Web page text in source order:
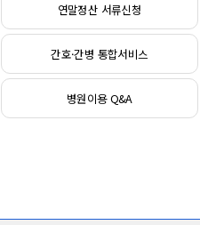
연말정산 서류신청
간호·간병 통합서비스
병원이용 Q&A